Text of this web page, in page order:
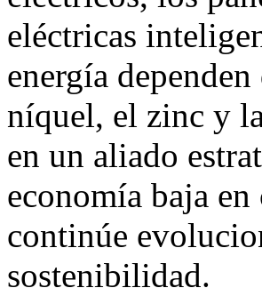
eléctricas
energía
níquel, el zinc y
en un aliado
economía baja
continúe
sostenibilidad.